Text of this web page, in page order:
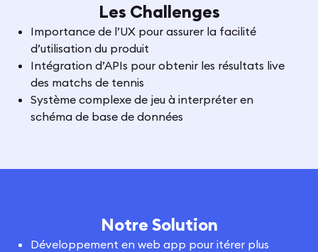
Les Challenges
Importance de l’UX pour assurer la facilité
d’utilisation du produit
Intégration d’APIs pour obtenir les résultats live
des matchs de tennis
Système complexe de jeu à interpréter en
schéma de base de données
Notre Solution
Développement en web app pour itérer plus